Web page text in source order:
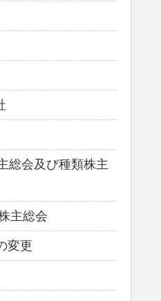
会及び種類株主
主総会
変更